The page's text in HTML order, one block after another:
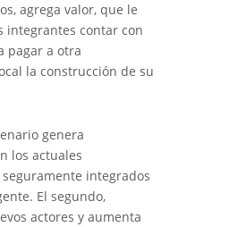
agrega valor, que le
integrantes contar con
pagar a otra
la construcción de su
genera
los actuales
integrados
El segundo,
actores y aumenta